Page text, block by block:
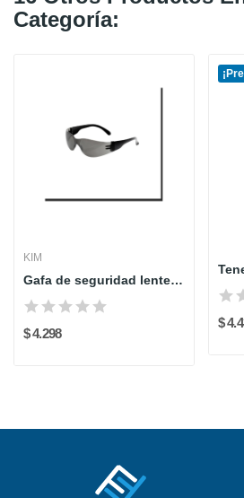
Categoría:
KIM
Gafa de seguridad lente oscuro ICARO173 KIM
$ 4.298
$